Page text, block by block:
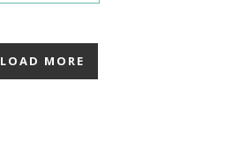
LOAD MORE